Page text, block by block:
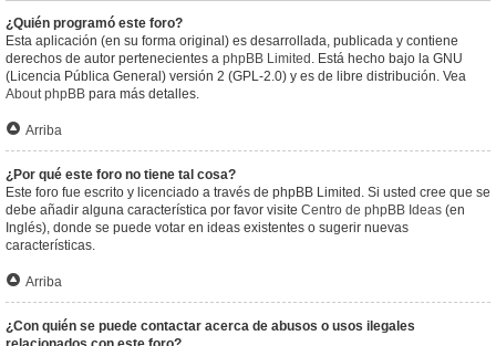
¿Quién programó este foro?
Esta aplicación (en su forma original) es desarrollada, publicada y contiene
derechos de autor pertenecientes a phpBB Limited . Está hecho bajo la GNU
(Licencia Pública General) versión 2 (GPL-2.0) y es de libre distribución. Vea
About phpBB para más detalles.
Arriba
¿Por qué este foro no tiene tal cosa?
Este foro fue escrito y licenciado a través de phpBB Limited. Si usted cree que se
debe añadir alguna característica por favor visite Centro de phpBB Ideas (en
Inglés), donde se puede votar en ideas existentes o sugerir nuevas
características.
Arriba
¿Con quién se puede contactar acerca de abusos o usos ilegales